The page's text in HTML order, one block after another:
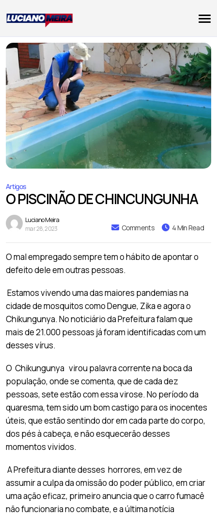
Artigos
O PISCINÃO DE CHINCUNGUNHA
Luciano Meira
mar 28, 2023
Comments 4 Min Read
O mal empregado sempre tem o hábito de apontar o
defeito dele em outras pessoas.
Estamos vivendo uma das maiores pandemias na
cidade de mosquitos como Dengue, Zika e agora o
Chikungunya. No noticiário da Prefeitura falam que
mais de 21.000 pessoas já foram identificadas com um
desses vírus.
O Chikungunya virou palavra corrente na boca da
população, onde se comenta, que de cada dez
pessoas, sete estão com essa virose. No período da
quaresma, tem sido um bom castigo para os inocentes
úteis, que estão sentindo dor em cada parte do corpo,
dos pés à cabeça, e não esquecerão desses
momentos vividos.
A Prefeitura diante desses horrores, em vez de
assumir a culpa da omissão do poder público, em criar
uma ação eficaz, primeiro anuncia que o carro fumacê
não funcionaria no combate, e a última notícia